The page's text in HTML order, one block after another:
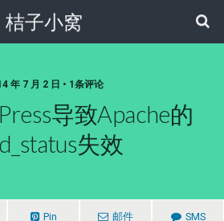
桔子小窝
年 7 月 2 日 • 1条评论
导致Apache的
失效
Pin 邮件 SMS